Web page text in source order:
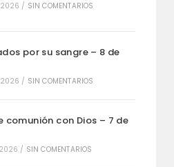
2026 / SIN COMENTARIOS
por su sangre – 8 de
2026 / SIN COMENTARIOS
comunión con Dios – 7 de
/ SIN COMENTARIOS